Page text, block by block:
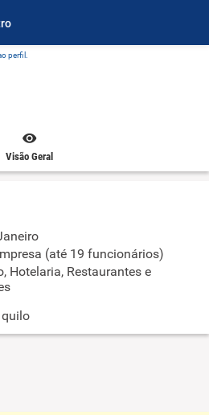
perfil.
Visão Geral
(até 19 funcionários)
Hotelaria, Restaurantes e